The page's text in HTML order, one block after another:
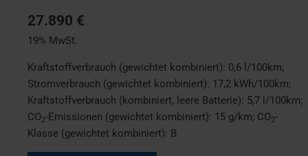
27.890 €
19% MwSt.
Kraftstoffverbrauch (gewichtet kombiniert): 0,6 l/100km;
Stromverbrauch (gewichtet kombiniert): 17,2 kWh/100km;
Kraftstoffverbrauch (kombiniert, leere Batterie): 5,7 l/100km;
CO2-Emissionen (gewichtet kombiniert): 15 g/km; CO2-
Klasse (gewichtet kombiniert): B